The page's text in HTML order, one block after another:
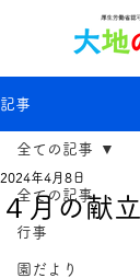
記事
全ての記事
行事
園だより
全ての記事
４月の献立
2024年4月8日